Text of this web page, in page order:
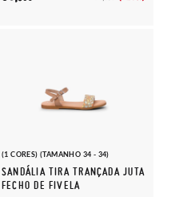
(1 CORES) (TAMANHO 34 - 34)
SANDÁLIA TIRA TRANÇADA JUTA
FECHO DE FIVELA